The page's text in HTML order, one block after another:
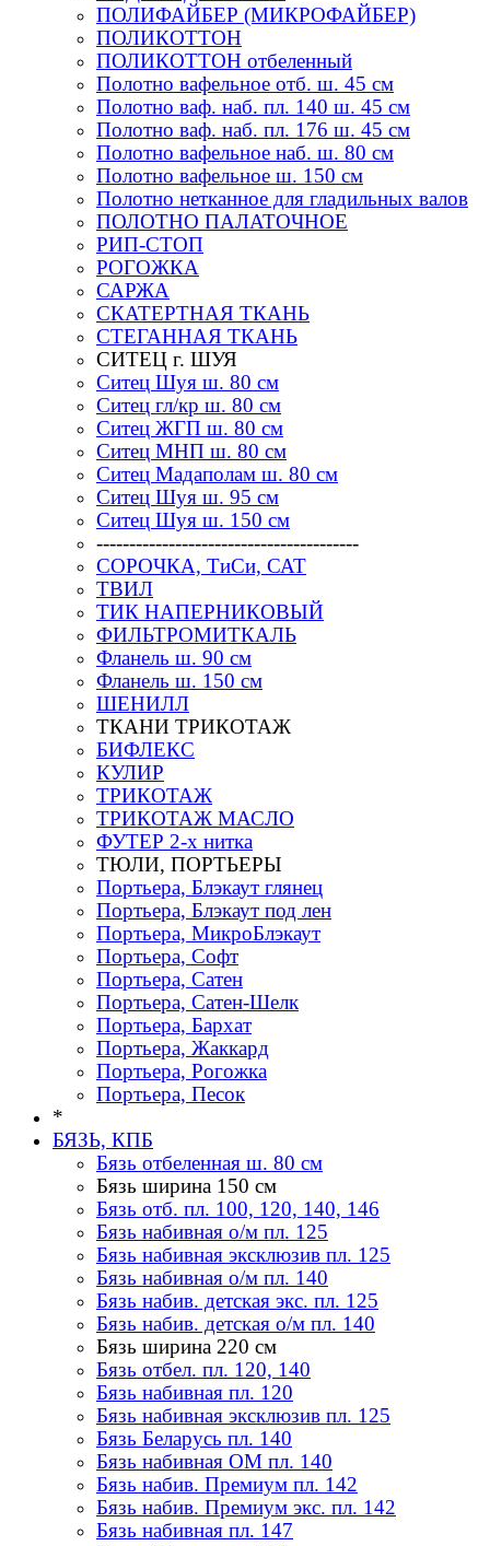
ПОЛИФАЙБЕР (МИКРОФАЙБЕР)
ПОЛИКОТТОН
ПОЛИКОТТОН отбеленный
Полотно вафельное отб. ш. 45 см
Полотно ваф. наб. пл. 140 ш. 45 см
Полотно ваф. наб. пл. 176 ш. 45 см
Полотно вафельное наб. ш. 80 см
Полотно вафельное ш. 150 см
Полотно нетканное для гладильных валов
ПОЛОТНО ПАЛАТОЧНОЕ
РИП-СТОП
РОГОЖКА
САРЖА
СКАТЕРТНАЯ ТКАНЬ
СТЕГАННАЯ ТКАНЬ
СИТЕЦ г. ШУЯ
Ситец Шуя ш. 80 см
Ситец гл/кр ш. 80 см
Ситец ЖГП ш. 80 см
Ситец МНП ш. 80 см
Ситец Мадаполам ш. 80 см
Ситец Шуя ш. 95 см
Ситец Шуя ш. 150 см
----------------------------------------
СОРОЧКА, ТиСи, САТ
ТВИЛ
ТИК НАПЕРНИКОВЫЙ
ФИЛЬТРОМИТКАЛЬ
Фланель ш. 90 см
Фланель ш. 150 см
ШЕНИЛЛ
ТКАНИ ТРИКОТАЖ
БИФЛЕКС
КУЛИР
ТРИКОТАЖ
ТРИКОТАЖ МАСЛО
ФУТЕР 2-х нитка
ТЮЛИ, ПОРТЬЕРЫ
Портьера, Блэкаут глянец
Портьера, Блэкаут под лен
Портьера, МикроБлэкаут
Портьера, Софт
Портьера, Сатен
Портьера, Сатен-Шелк
Портьера, Бархат
Портьера, Жаккард
Портьера, Рогожка
Портьера, Песок
*
БЯЗЬ, КПБ
Бязь отбеленная ш. 80 см
Бязь ширина 150 см
Бязь отб. пл. 100, 120, 140, 146
Бязь набивная о/м пл. 125
Бязь набивная эксклюзив пл. 125
Бязь набивная о/м пл. 140
Бязь набив. детская экс. пл. 125
Бязь набив. детская о/м пл. 140
Бязь ширина 220 см
Бязь отбел. пл. 120, 140
Бязь набивная пл. 120
Бязь набивная эксклюзив пл. 125
Бязь Беларусь пл. 140
Бязь набивная ОМ пл. 140
Бязь набив. Премиум пл. 142
Бязь набив. Премиум экс. пл. 142
Бязь набивная пл. 147